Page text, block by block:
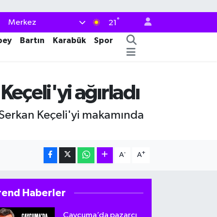
Merkez 21 °
Bartın Karabük
Spor
ağırladı
Keçeli'yi makamında
A- A+
Haberler